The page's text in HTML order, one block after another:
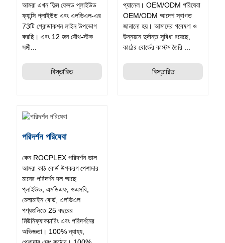
আমরা এখন ফিল্ম ফেসড প্লাইউড
ফ্যান্সি প্লাইউড এবং এলভিএল-এর
73টি প্রোডাকশন লাইন উপভোগ
করছি। এবং 12 জন যৌথ-স্টক
সঙ্গী...
বিস্তারিত
প্যানেল। OEM/ODM পরিষেবা
OEM/ODM আদেশ স্বাগত
জানানো হয়। আমাদের গবেষণা ও
উন্নয়নে দুর্দান্ত সুবিধা রয়েছে,
কাঠের বোর্ডের কাস্টম তৈরি ...
বিস্তারিত
পরিদর্শন পরিষেবা
কেন ROCPLEX পরিদর্শন ভাল
আমরা কাঠ বোর্ড উপকরণ পেশাদার
মানের পরিদর্শন দল আছে.
প্লাইউড, এমডিএফ, ওএসবি,
মেলামাইন বোর্ড, এলভিএল
পণ্যগুলিতে 25 বছরের
মিউনিফ্যাকচারিং এবং পরিদর্শনের
অভিজ্ঞতা। 100% ন্যায্য,